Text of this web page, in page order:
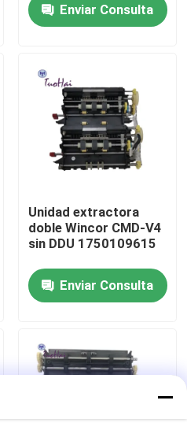
de NCR
wincor
Enviar Consulta
Unidad extractora
doble Wincor CMD-V4
sin DDU 1750109615
Enviar Consulta